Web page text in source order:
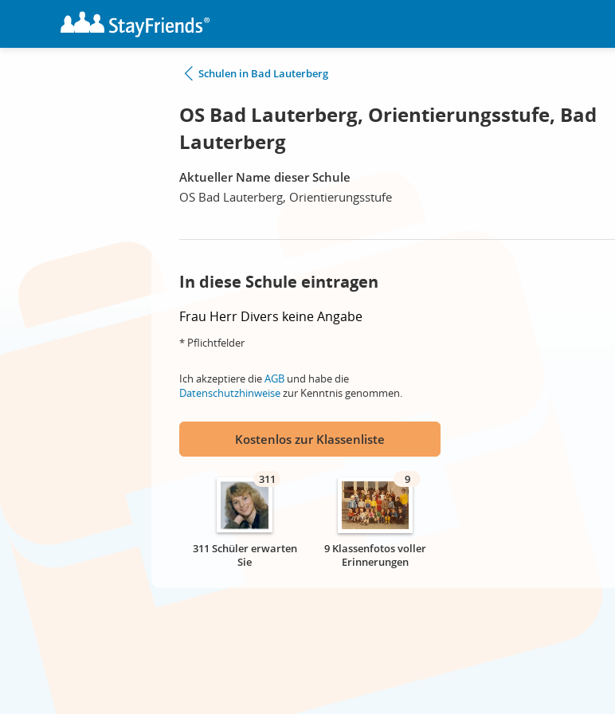
Schulen in Bad Lauterberg
OS Bad Lauterberg, Orientierungsstufe, Bad
Lauterberg
Aktueller Name dieser Schule
OS Bad Lauterberg, Orientierungsstufe
In diese Schule eintragen
Frau Herr Divers keine Angabe
* Pflichtfelder
Ich akzeptiere dieAGB und habe die
Datenschutzhinweisezur Kenntnis genommen.
Kostenlos zur Klassenliste
311
311 Schüler erwarten
Sie
9
9 Klassenfotos voller
Erinnerungen